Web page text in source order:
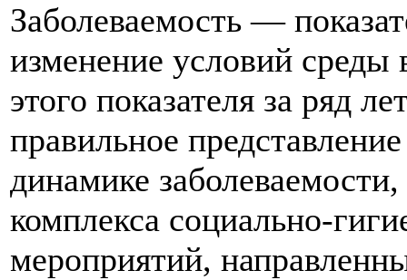
Заболеваемость —
изменение условий
этого показателя за ряд
правильное
динамике
комплекса социально-
мероприятий,